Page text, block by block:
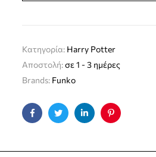
Κατηγορία: Harry Potter
Αποστολή:σε 1 - 3 ημέρες
Brands: Funko
FacebookTwitterLinkedinPinterest